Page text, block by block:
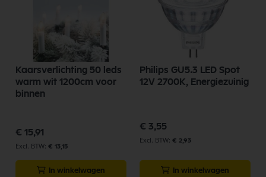
Kaarsverlichting 50 leds
warm wit 1200cm voor
binnen
€ 15,91
€ 13,15
In winkelwagen
Philips GU5.3 LED Spot
12V 2700K, Energiezuinig
€ 3,55
€ 2,93
In winkelwagen